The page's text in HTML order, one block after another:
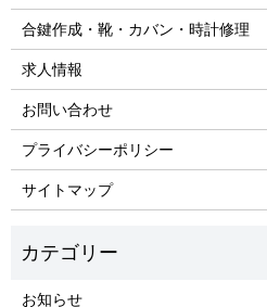
合鍵作成・靴・カバン・時計修理
求人情報
お問い合わせ
プライバシーポリシー
サイトマップ
お知らせ